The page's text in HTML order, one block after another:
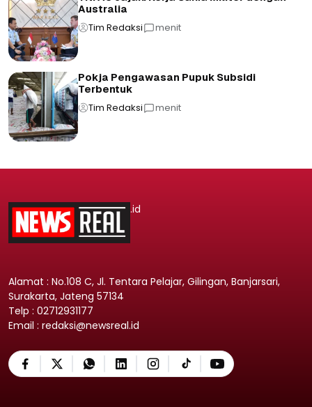
Australia
Tim Redaksi menit
Pokja Pengawasan Pupuk Subsidi
Terbentuk
Tim Redaksi menit
.id
Alamat : No.108 C, Jl. Tentara Pelajar, Gilingan, Banjarsari,
Surakarta, Jateng 57134
Telp : 02712931177
Email : redaksi@newsreal.id